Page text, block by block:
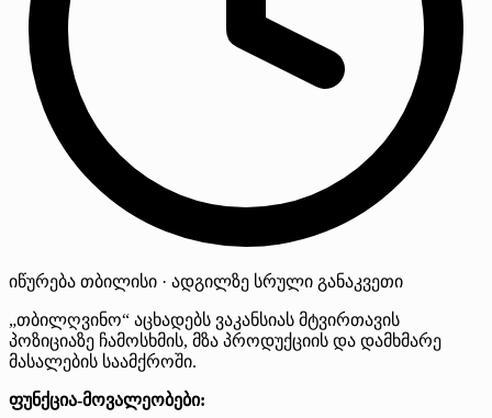
იწურება თბილისი · ადგილზე სრული განაკვეთი
„თბილღვინო“ აცხადებს ვაკანსიას მტვირთავის
პოზიციაზე ჩამოსხმის, მზა პროდუქციის და დამხმარე
მასალების საამქროში.
ფუნქცია-მოვალეობები: